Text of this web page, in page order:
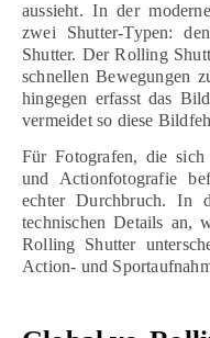
aussieht. In der
zwei Shutter-Typen:
Shutter. Der Rolling
schnellen Bewegungen
hingegen erfasst das
vermeidet so diese
Für Fotografen, die
und Actionfotografie
echter Durchbruch. In
technischen Details an,
Rolling Shutter
Action- und